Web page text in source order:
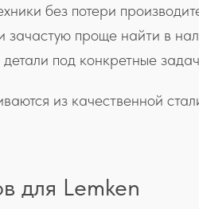
без потери
зачастую проще найти в
под конкретные
из качественной
для Lemken